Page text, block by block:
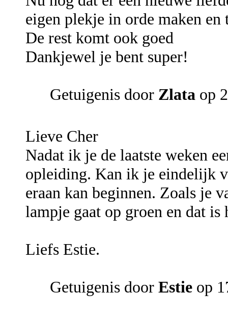
eigen plekje in orde maken en
De rest komt ook goed
Dankjewel je bent super!
Getuigenis door Zlata op
Lieve Cher
Nadat ik je de laatste weken
opleiding. Kan ik je eindelijk
eraan kan beginnen. Zoals je
lampje gaat op groen en dat
Liefs Estie.
Getuigenis door Estie op